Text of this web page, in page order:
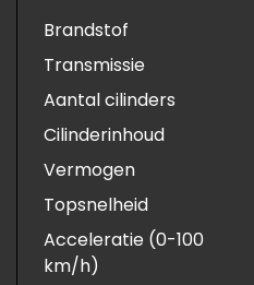
Brandstof
Transmissie
Aantal cilinders
Cilinderinhoud
Vermogen
Topsnelheid
Acceleratie (0-100
km/h)